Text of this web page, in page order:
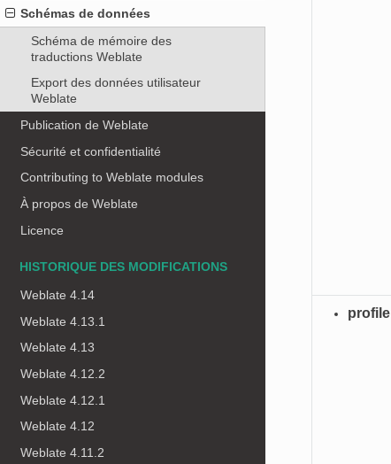
Schémas de données
Schéma de mémoire des
traductions Weblate
Export des données utilisateur
Weblate
Publication de Weblate
Sécurité et confidentialité
Contributing to Weblate modules
À propos de Weblate
Licence
HISTORIQUE DES MODIFICATIONS
Weblate 4.14
Weblate 4.13.1
Weblate 4.13
Weblate 4.12.2
Weblate 4.12.1
Weblate 4.12
Weblate 4.11.2
profile